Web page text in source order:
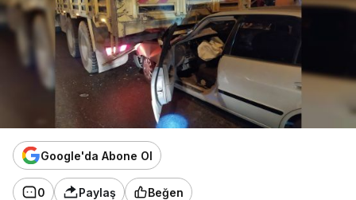
Google'da Abone Ol
0 Paylaş Beğen